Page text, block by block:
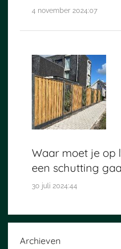
4 november 2024:07
Waar moet je op
een schutting
30 juli 2024:44
Archieven